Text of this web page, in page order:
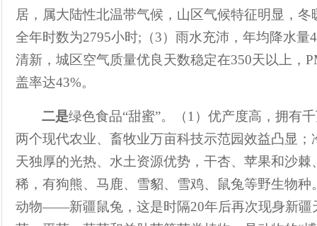
居，属大陆性北温带气候，山区气候特征明显，冬
全年时数为2795小时; （3）雨水充沛，年均降水量
清新，城区空气质量优良天数稳定在350天以上，
盖率达43%。
二是绿色食品“甜蜜”。（1 ）优产度高，拥有
两个现代农业、畜牧业万亩科技示范园效益凸显
天独厚的光热、水土资源优势，干杏、苹果和沙
稀，有狗熊、马鹿、雪貂、雪鸡、鼠兔等野生物
动物——新疆鼠兔，这是时隔20年后再次现身新疆